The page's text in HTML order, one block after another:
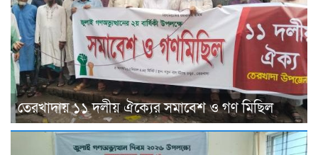
তেরখাদায় ১১ দলীয় ঐক্যের সমাবেশ ও গণ মিছিল